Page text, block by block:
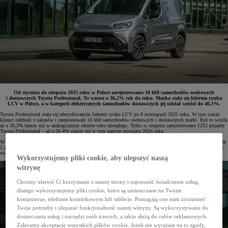
Od stycznia do sierpnia 2025 roku w Polsce zarejestrowano 10 660 samochodów osobowych
i dostawczych Toyota Professional. To wzrost o 36,2% rok do roku. Marka stała się liderem rynku
LCV w Polsce, a w kategorii elektrycznych samochodów dostawczych jej udział wzrósł do 40,1%.
Toyota Professional stała się zdecydowanym liderem rynku LCV po 8 miesiącach 2025 roku. W tym czasie
klienci odebrali z salonów i zarejestrowali 10 660 samochodów osobowych i dostawczych marki. Był to wynik
aż o 36,2% lepszy niż w analogicznym okresie roku ubiegłego. Tylko w sierpniu zarejestrowano 1252 pojazdy
Toyota Professional – aż o 36,4% więcej niż w tym samym miesiącu 2024 roku.
W zestawieniu 10 najczęściej rejestrowanych modeli LCV marka Toyota Professional jest reprezentowana przez
2 auta. Numerem jeden rankingu jest PROACE CITY (4581 egz.), a na szóstej lokacie został sklasyfikowany
większy PROACE (2667 egz.).
Wykorzystujemy pliki cookie, aby ulepszyć naszą
witrynę
Chcemy ułatwić Ci korzystanie z naszej strony i usprawnić świadczenie usług,
dlatego wykorzystujemy pliki cookie, które są umieszczane na Twoim
komputerze, telefonie komórkowym lub tablecie. Pomagają one nam zrozumieć
Twoje potrzeby i ulepszać funkcjonalność naszej witryny. Są wykorzystywane do
dostarczania usług i narzędzi osób trzecich, a także służą do celów reklamowych.
Zalecamy akceptację wszystkich plików cookie. Jeżeli nie wyrażasz na to zgody,